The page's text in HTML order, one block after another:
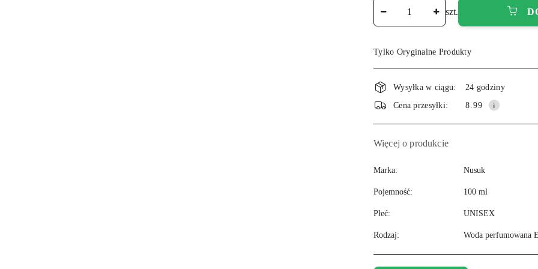
szt.
Tylko Oryginalne Produkty
Wysyłka w ciągu:
24 godziny
Cena przesyłki:
8.99
Więcej o produkcie
Marka: Nusuk
Pojemność: 100 ml
Płeć: UNISEX
Rodzaj: Woda perfumowana